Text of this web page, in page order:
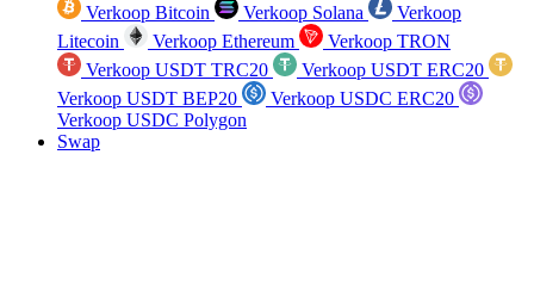
Verkoop Bitcoin Verkoop Solana
Verkoop
Litecoin
Verkoop Ethereum
Verkoop TRON
Verkoop USDT TRC20
Verkoop USDT ERC20
Verkoop USDT BEP20
Verkoop USDC ERC20
Verkoop USDC Polygon
Swap